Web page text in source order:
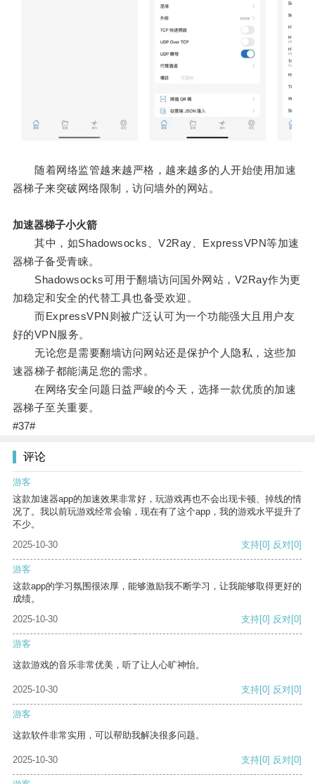
随着网络监管越来越严格，越来越多的人开始使用加速
器梯子来突破网络限制，访问墙外的网站。
加速器梯子小火箭
其中，如Shadowsocks、V2Ray、ExpressVPN等加速
器梯子备受青睐。
Shadowsocks可用于翻墙访问国外网站，V2Ray作为更
加稳定和安全的代替工具也备受欢迎。
而ExpressVPN则被广泛认可为一个功能强大且用户友
好的VPN服务。
无论您是需要翻墙访问网站还是保护个人隐私，这些加
速器梯子都能满足您的需求。
在网络安全问题日益严峻的今天，选择一款优质的加速
器梯子至关重要。
#37#
评论
游客
这款加速器app的加速效果非常好，玩游戏再也不会出现卡顿、掉线的情
况了。我以前玩游戏经常会输，现在有了这个app，我的游戏水平提升了
不少。
2025-10-30
支持[0] 反对[0]
游客
这款app的学习氛围很浓厚，能够激励我不断学习，让我能够取得更好的
成绩。
2025-10-30
支持[0] 反对[0]
游客
这款游戏的音乐非常优美，听了让人心旷神怡。
2025-10-30 支持[0] 反对[0]
游客
这款软件非常实用，可以帮助我解决很多问题。
2025-10-30 支持[0] 反对[0]